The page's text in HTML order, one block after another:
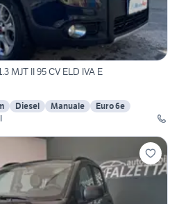
MJT II 95 CV ELD IVA E
Diesel Manuale
Euro 6e